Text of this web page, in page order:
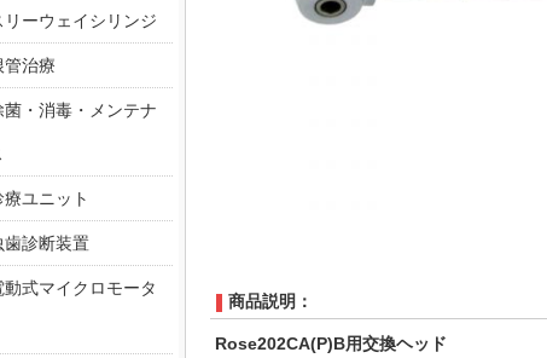
商品説明：
Rose202CA(P)B用交換ヘッド
リーウェイシリンジ
管治療
菌・消毒・メンテナ
療ユニット
歯診断装置
動式マイクロモータ